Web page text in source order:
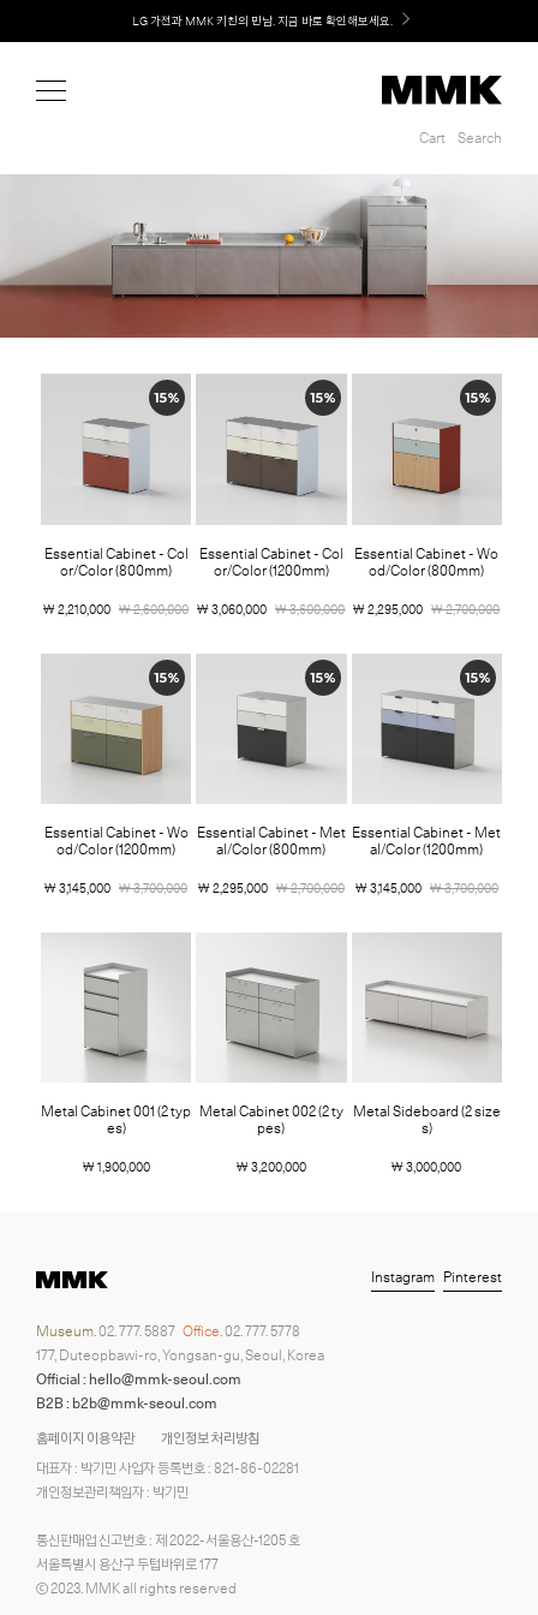
LG 가전과 MMK 키친의 만남. 지금 바로 확인해보세요.
Cart Search
15%
Essential Cabinet - Col
or/Color (800mm)
￦ 2,210,000 ￦ 2,600,000
15%
Essential Cabinet - Col
or/Color (1200mm)
￦ 3,060,000 ￦ 3,600,000
15%
Essential Cabinet - Wo
od/Color (800mm)
￦ 2,295,000 ￦ 2,700,000
15%
Essential Cabinet - Wo
od/Color (1200mm)
￦ 3,145,000 ￦ 3,700,000
15%
Essential Cabinet - Met
al/Color (800mm)
￦ 2,295,000 ￦ 2,700,000
15%
Essential Cabinet - Met
al/Color (1200mm)
￦ 3,145,000 ￦ 3,700,000
Metal Cabinet 001 (2 typ
es)
￦ 1,900,000
Metal Cabinet 002 (2 ty
pes)
￦ 3,200,000
Metal Sideboard (2 size
s)
￦ 3,000,000
홈페이지 이용약관
개인정보 처리방침
대표자 : 박기민 사업자 등록번호 : 821-86-02281
개인정보관리책임자 : 박기민
통신판매업 신고번호 : 제 2022-서울용산-1205 호
서울특별시 용산구 두텁바위로 177
ⓒ 2023. MMK all rights reserved
Museum.02. 777. 5887 Office.02. 777. 5778
177, Duteopbawi-ro, Yongsan-gu, Seoul, Korea
Official : hello@mmk-seoul.com
B2B : b2b@mmk-seoul.com
Instagram Pinterest